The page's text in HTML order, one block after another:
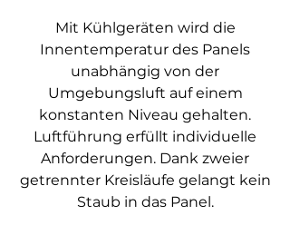
Mit Kühlgeräten wird die
Innentemperatur des Panels
unabhängig von der
Umgebungsluft auf einem
konstanten Niveau gehalten.
Luftführung erfüllt individuelle
Anforderungen. Dank zweier
getrennter Kreisläufe gelangt kein
Staub in das Panel.